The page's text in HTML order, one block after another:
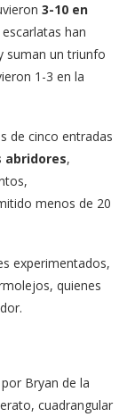
3-10 en
han
suman un triunfo
1-3 en la
de cinco entradas
abridores,
menos de 20
experimentados,
quienes
Bryan de la
cuadrangular